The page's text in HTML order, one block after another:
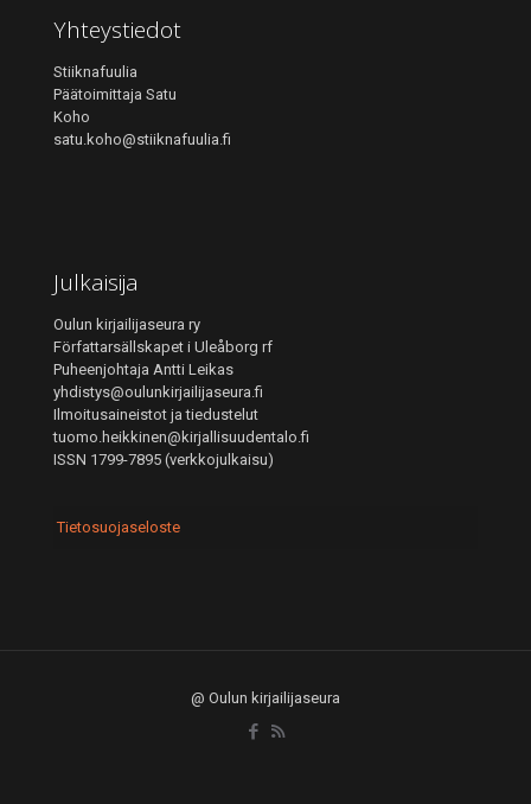
Yhteystiedot
Stiiknafuulia
Päätoimittaja Satu
Koho
satu.koho@stiiknafuulia.fi
Julkaisija
Oulun kirjailijaseura ry
Författarsällskapet i Uleåborg rf
Puheenjohtaja Antti Leikas
yhdistys@oulunkirjailijaseura.fi
Ilmoitusaineistot ja tiedustelut
tuomo.heikkinen@kirjallisuudentalo.fi
ISSN 1799-7895 (verkkojulkaisu)
Tietosuojaseloste
@ Oulun kirjailijaseura